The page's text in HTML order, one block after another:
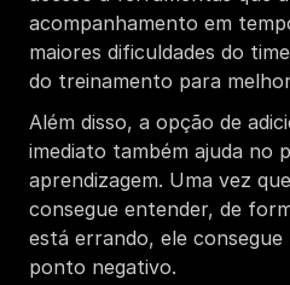
acompanhamento em
maiores dificuldades do
do treinamento para
Além disso, a opção de
imediato também ajuda no
aprendizagem. Uma vez
consegue entender, de
está errando, ele
ponto negativo.